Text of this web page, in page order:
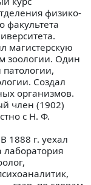
физико-
факультета
магистерскую
зоологии. Один
Создал
организмов.
член (1902)
с Н. Ф.
1888 г. уехал
лаборатория